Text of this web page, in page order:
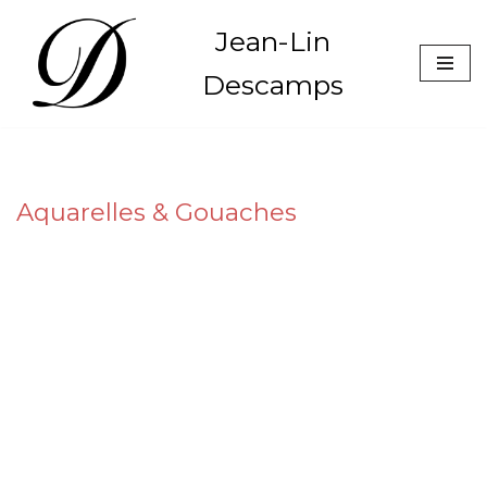
Aller
contenu
Jean-Lin
Descamps
Aquarelles & Gouaches